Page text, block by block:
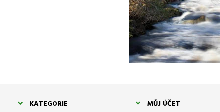
KATEGORIE MŮJ ÚČET